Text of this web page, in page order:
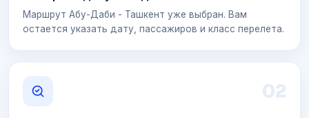
Маршрут Абу-Даби - Ташкент уже выбран. Вам
остается указать дату, пассажиров и класс перелета.
02